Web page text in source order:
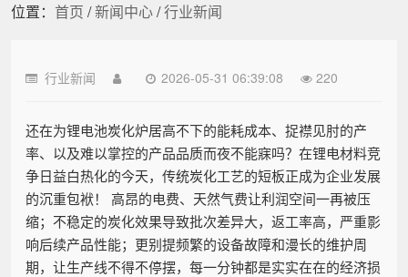
位置： 首页 /新闻中心/行业新闻
行业新闻 2026-05-31 06:39:08 220
还在为锂电池炭化炉居高不下的能耗成本、捉襟见肘的产
率、以及难以掌控的产品品质而夜不能寐吗？在锂电材料竞
争日益白热化的今天，传统炭化工艺的短板正成为企业发展
的沉重包袱！ 高昂的电费、天然气费让利润空间一再被压
缩；不稳定的炭化效果导致批次差异大，返工率高，严重影
响后续产品性能；更别提频繁的设备故障和漫长的维护周
期，让生产线不得不停摆，每一分钟都是实实在在的经济损